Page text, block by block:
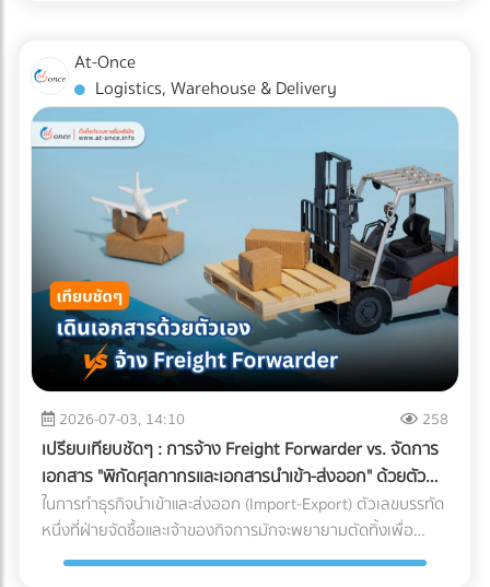
ขัง สิ่งที่ต้องทำ: ก่อนปูพื้นใหม่ ควรเช็กระดับความลาดเอียงของ
พื้นคอนกรีตว่าสามารถทำให้น้ำไหล ลงท่อได้สะดวกหรือไม่ และ
ควรเพิ่มจุดระบายน้ำ หรือใส่ตะแกรงกันเศษใบไม้ขยะอุดตัน ????
จุดบอดสำคัญ: ทำไม "ระบบกันซึม" ถึงเป็นสิ่งที่ห้ามตัดงบทิ้งเด็ด
ขาด? หลายคนมักตกหลุมพรางด้วยการนำหญ้าเทียม แผ่นไม้
เทียม (Wood Plastic Composite) หรือกระเบื้อง ไปปูทับลงบน
พื้นคอนกรีตดาดฟ้าเดิมโดยตรง เพราะคิดว่าพื้นปูนเก่าก็ดูแข็ง
แรงดี แต่นี่คือ "ฝันร้าย" ที่รอวันปะทุเมื่อหน้าฝนมาเยือน
ธรรมชาติของพื้นคอนกรีตดาดฟ้าที่ต้องตากแดดตากฝนมา
หลายปี ย่อมมีการยืดและหดตัวจนเกิด "รอยแตกร้าวขนาดเล็ก
(Hairline Cracks)" ที่ตาเปล่ามองไม่เห็น เมื่อคุณนำวัสดุไปปูทับ
น้ำฝนจะซึมผ่านร่องพื้นลงไปขังอยู่ใต้แผ่นหญ้าเทียมหรือพื้นไม้
ความชื้นที่สะสมอยู่ตลอดเวลาจะค่อยๆ แทรกซึมลงตามรอยร้าว
ของคอนกรีต ผลลัพธ์ที่ตามมาหากไม่ทำระบบกันซึม: เหล็กเส้น
เป็นสนิมและดันปูนแตก: ความชื้นจะทำปฏิกิริยากับเหล็กเส้นใน
โครงสร้างพื้นคอนกรีต ทำให้เหล็กบวมและดันให้คอนกรีตหลุด
ร่อน (Spalling Concrete) ฝ้าเพดานชั้นล่างพังทลาย: น้ำที่ซึม
ลงมาจะหยดใส่ฝ้าเพดานชั้นล่าง ทำให้ฝ้าเกิดรอยด่าง เป็นเชื้อรา
หรือทะลุพังลงมา ทำลายเฟอร์นิเจอร์และระบบไฟที่เพิ่งทำใหม่
ทั้งหมด ค่าซ่อมแซมที่แพงกว่าค่าป้องกัน: หากเกิดน้ำรั่วซึม คุณ
เกล็ดน้ำแข็ง (Freezer Burn) หรือเปล่า? และถุงจะกรอบแตกใน
ห้องเย็นไหม?" ความกังวลนี้คือความจริงที่หลีกเลี่ยงไม่ได้ ใน
อุตสาหกรรมอาหารแช่แข็ง การใช้วัสดุรักษ์โลกแบบผิดประเภทอาจ
ทำให้อายุการเก็บรักษาที่เคยอยู่ได้นาน 1-2 ปี ลดลงอย่าง
ฮวบฮาบ หรือเกิดความเสียหายระหว่างขนส่ง ซึ่งส่งผลกระทบ
อย่างรุนแรงต่อกำไรและชื่อเสียงของแบรนด์ เรามาทำความเข้าใจ
ความท้าทายนี้ตามความเป็นจริง พร้อมหา "ทางรอด" เชิง
วิศวกรรมที่จะช่วยให้โรงงานของคุณรักษ์โลกได้ โดยที่อาหารแช่
แข็งยังคงคุณภาพสมบูรณ์ 100% ทำไมบรรจุภัณฑ์รักษ์โลกทั่วไป
ถึงสอบตกใน "ห้องเย็น"? หน้าที่หลักของบรรจุภัณฑ์อาหารแช่
แข็งคือการทนต่ออุณหภูมิติดลบ (ตั้งแต่ -18°C ไปจนถึง -40°C)
และต้องเป็น "เกราะป้องกัน (Barrier)" ไม่ให้ความชื้นระเหยออก
จากอาหารจนเกิดสภาวะ Freezer Burn (เนื้อสัตว์หรืออาหาร
แห้งกระด้างและเสียรสชาติ) พลาสติกแบบดั้งเดิมที่โรงงานนิยมใช้
(เช่น ไนลอนประกบ PE) มีความเหนียว ทนความเย็น และกันรอย
เจาะทะลุจากความแหลมคมของเกล็ดน้ำแข็งได้ดีเยี่ยม แต่มัน
"รีไซเคิลไม่ได้" ในขณะที่หากคุณเปลี่ยนไปใช้พลาสติกชีวภาพที่
ย่อยสลายได้ (เช่น PLA) วัสดุเหล่านี้มักจะเปราะบาง ทนความเย็น
แถมยังมีอัตราการซึมผ่านของไอน้ำ (WVTR) สูง ทำให้อาหารสูญ
At-Once
Logistics, Warehouse & Delivery
2026-07-03, 14:10 258
เปรียบเทียบชัดๆ : การจ้าง Freight Forwarder vs. จัดการ
เอกสาร "พิกัดศุลกากรและเอกสารนำเข้า-ส่งออก" ด้วยตัว
เอง
ในการทำธุรกิจนำเข้าและส่งออก (Import-Export) ตัวเลขบรรทัด
หนึ่งที่ฝ่ายจัดซื้อและเจ้าของกิจการมักจะพยายามตัดทิ้งเพื่อ
ประหยัดต้นทุนคือ "ค่าบริการตัวแทนออกของ (Customs